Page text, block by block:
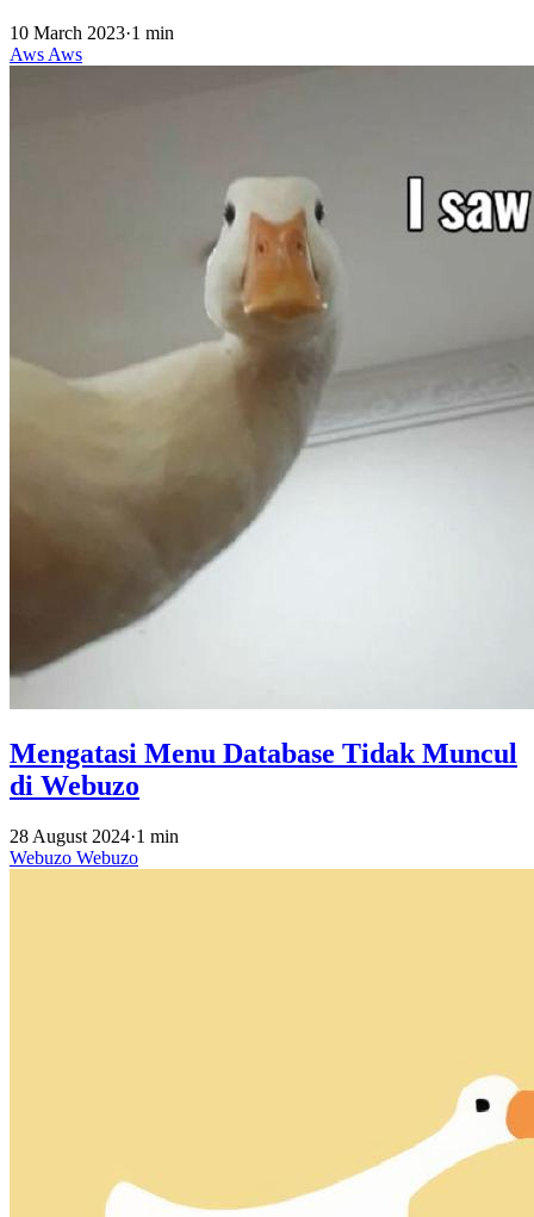
10 March 2023·1 min
AwsAws
Mengatasi Menu Database Tidak Muncul
di Webuzo
28 August 2024·1 min
Webuzo Webuzo